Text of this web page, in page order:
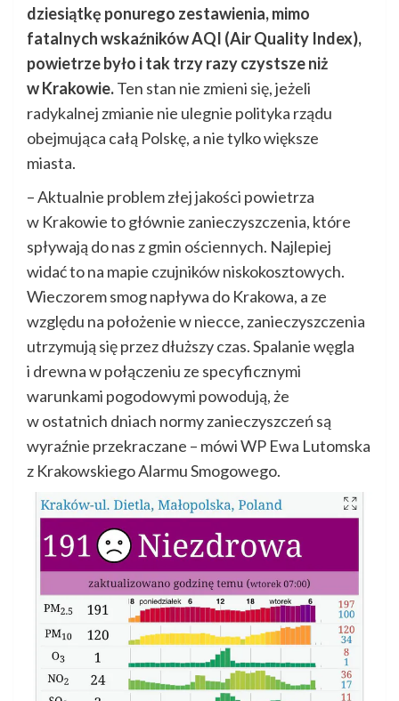
dziesiątkę ponurego zestawienia, mimo
fatalnych wskaźników AQI (Air Quality Index),
powietrze było i tak trzy razy czystsze niż
w Krakowie.Ten stan nie zmieni się, jeżeli
radykalnej zmianie nie ulegnie polityka rządu
obejmująca całą Polskę, a nie tylko większe
miasta.
– Aktualnie problem złej jakości powietrza
w Krakowie to głównie zanieczyszczenia, które
spływają do nas z gmin ościennych. Najlepiej
widać to na mapie czujników niskokosztowych.
Wieczorem smog napływa do Krakowa, a ze
względu na położenie w niecce, zanieczyszczenia
utrzymują się przez dłuższy czas. Spalanie węgla
i drewna w połączeniu ze specyficznymi
warunkami pogodowymi powodują, że
w ostatnich dniach normy zanieczyszczeń są
wyraźnie przekraczane – mówi WP Ewa Lutomska
z Krakowskiego Alarmu Smogowego.